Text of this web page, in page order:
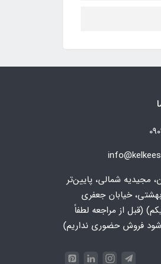
مجیدیه شمالی، پایین‌تر
خیابان جعفری
(قبل از مراجعه لطفاً
فروش حضوری نداریم)